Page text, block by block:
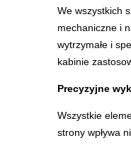
We wszystkich
mechaniczne i
wytrzymałe i
kabinie
Precyzyjne
Wszystkie
strony wpływa